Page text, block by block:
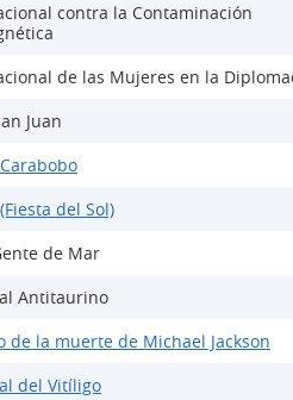
contra la Contaminación
de las Mujeres en la
Juan
del Sol)
de Mar
Antitaurino
de la muerte de Michael Jackson
del Vitíligo